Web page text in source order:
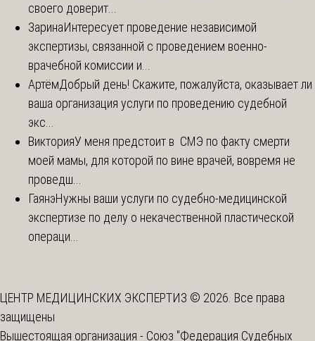
своего доверит...
ЗаринаИнтересует проведение независимой
экспертизы, связанной с проведением военно-
врачебной комиссии и...
АртёмДобрый день! Скажите, пожалуйста, оказывает ли
ваша организация услуги по проведению судебной
экс...
ВикторияУ меня предстоит в СМЭ по факту смерти
моей мамы, для которой по вине врачей, вовремя не
проведш...
ГаянэНужны ваши услуги по судебно-медицинской
экспертизе по делу о некачественной пластической
операци...
ЦЕНТР МЕДИЦИНСКИХ ЭКСПЕРТИЗ © 2026. Все права
защищены
Вышестоящая организация - Союз "Федерация Судебных